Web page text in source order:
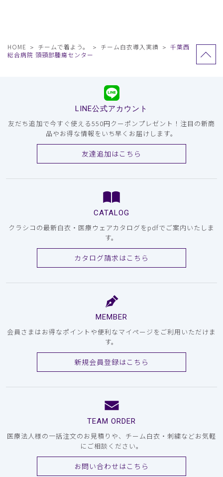
HOME チームで着よう。 チーム白衣導入実績
千葉西
総合病院 頭頸部腫瘍センター
LINE公式アカウント
友だち追加で今すぐ使える550円クーポンプレゼント！注目の新商
品やお得な情報をいち早くお届けします。
友達追加はこちら
CATALOG
クラシコの最新白衣・医療ウェアカタログをpdfでご案内いたしま
す。
カタログ請求はこちら
MEMBER
会員さまはお得なポイントや便利なマイページをご利用いただけま
す。
新規会員登録はこちら
TEAM ORDER
医療法人様の一括注文のお見積りや、チーム白衣・刺繍などお気軽
にご相談ください。
お問い合わせはこちら